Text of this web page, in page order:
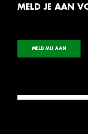
MELD JE AAN
MELD MIJ AAN